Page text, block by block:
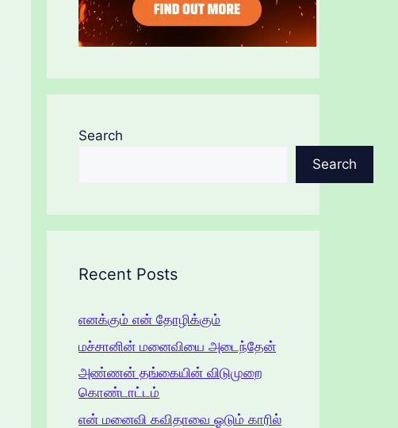
Search
Search
Recent Posts
எனக்கும் என் தோழிக்கும்
மச்சானின் மனைவியை அடைந்தேன்
அண்ணன் தங்கையின் விடுமுறை
கொண்டாட்டம்
என் மனைவி கவிதாவை ஓடும் காரில்